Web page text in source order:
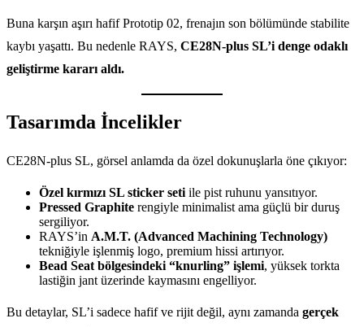
Buna karşın aşırı hafif Prototip 02, frenajın son bölümünde stabilite
kaybı yaşattı. Bu nedenle RAYS, CE28N-plus SL’i denge odaklı
geliştirme kararı aldı.
Tasarımda İncelikler
CE28N-plus SL, görsel anlamda da özel dokunuşlarla öne çıkıyor:
Özel kırmızı SL sticker seti ile pist ruhunu yansıtıyor.
Pressed Graphite rengiyle minimalist ama güçlü bir duruş
sergiliyor.
RAYS’in A.M.T. (Advanced Machining Technology)
tekniğiyle işlenmiş logo, premium hissi artırıyor.
Bead Seat bölgesindeki “knurling” işlemi, yüksek torkta
lastiğin jant üzerinde kaymasını engelliyor.
Bu detaylar, SL’i sadece hafif ve rijit değil, aynı zamanda gerçek